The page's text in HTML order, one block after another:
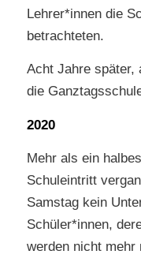
Lehrer*innen die
betrachteten.
Acht Jahre später,
die
2020
Mehr als ein
Schuleintritt
Samstag kein
Schüler*innen,
werden nicht mehr